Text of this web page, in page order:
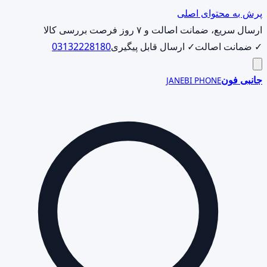
پرش به محتوای اصلی
ارسال سریع، ضمانت اصالت و ۷ روز فرصت بررسی کالا
✓ ضمانت اصالت✓ ارسال قابل پیگیری03132228180
جانبی فونJANEBI PHONE